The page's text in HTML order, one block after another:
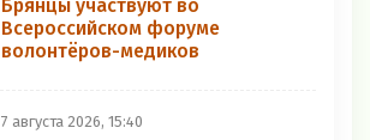
Брянцы участвуют во
Всероссийском форуме
волонтёров-медиков
7 августа 2026, 15:40